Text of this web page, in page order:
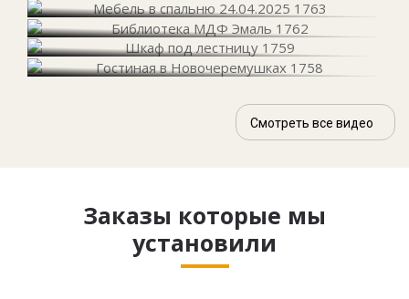
Смотреть все видео
Заказы которые мы
установили